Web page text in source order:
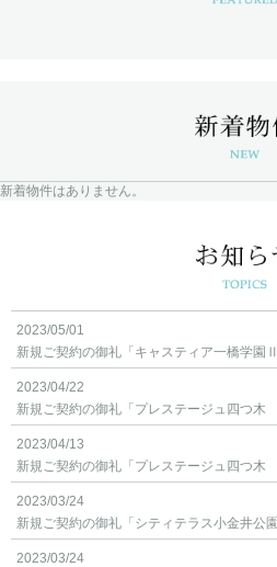
新着物件はありません。
2023/05/01
新規ご契約の御礼「キャスティア一橋学
2023/04/22
新規ご契約の御礼「プレステージュ四つ
2023/04/13
新規ご契約の御礼「プレステージュ四つ
2023/03/24
新規ご契約の御礼「シティテラス小金井
2023/03/24